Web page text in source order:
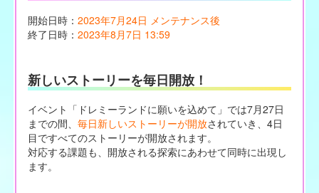
開始日時： 2023年7月24日 メンテナンス後
終了日時： 2023年8月7日 13:59
新しいストーリーを毎日開放！
イベント「ドレミーランドに願いを込めて」では7月27日
までの間、 毎日新しいストーリーが開放されていき、4日
目ですべてのストーリーが開放されます。
対応する課題も、開放される探索にあわせて同時に出現し
ます。